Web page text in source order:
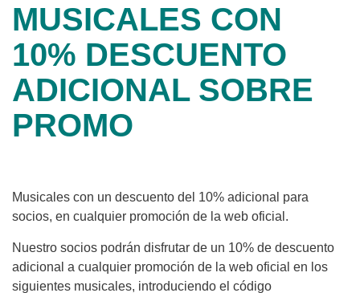
MUSICALES CON
10% DESCUENTO
ADICIONAL SOBRE
PROMO
Musicales con un descuento del 10% adicional para
socios, en cualquier promoción de la web oficial.
Nuestro socios podrán disfrutar de un 10% de descuento
adicional a cualquier promoción de la web oficial en los
siguientes musicales, introduciendo el código